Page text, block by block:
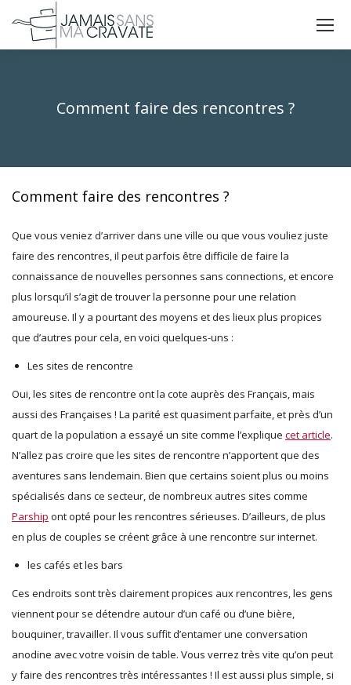
page
dans
page
dans
page
dans
Comment faire des rencontres ?
Comment faire des rencontres ?
Que vous veniez d’arriver dans une ville ou que vous vouliez juste
faire des rencontres, il peut parfois être difficile de faire la
connaissance de nouvelles personnes sans connections, et encore
plus lorsqu’il s’agit de trouver la personne pour une relation
amoureuse. Il y a pourtant des moyens et des lieux plus propices
que d’autres pour cela, en voici quelques-uns :
Les sites de rencontre
Oui, les sites de rencontre ont la cote auprès des Français, mais
aussi des Françaises ! La parité est quasiment parfaite, et près d’un
quart de la population a essayé un site comme l’explique cet article.
N’allez pas croire que les sites de rencontre n’apportent que des
aventures sans lendemain. Bien que certains soient plus ou moins
spécialisés dans ce secteur, de nombreux autres sites comme
Parship ont opté pour les rencontres sérieuses. D’ailleurs, de plus
en plus de couples se créent grâce à une rencontre sur internet.
les cafés et les bars
Ces endroits sont très clairement propices aux rencontres, les gens
viennent pour se détendre autour d’un café ou d’une bière,
bouquiner, travailler. Il vous suffit d’entamer une conversation
anodine avec votre voisin de table. Vous verrez très vite qu’on peut
y faire des rencontres très intéressantes ! Il est aussi plus simple, si